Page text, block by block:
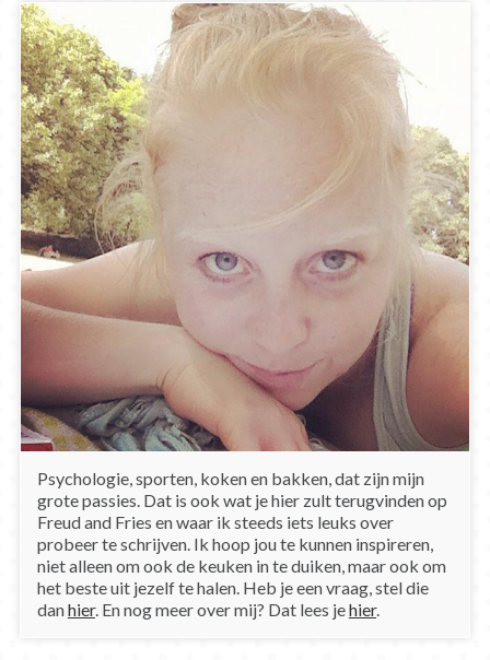
Psychologie, sporten, koken en bakken, dat zijn mijn
grote passies. Dat is ook wat je hier zult terugvinden op
Freud and Fries en waar ik steeds iets leuks over
probeer te schrijven. Ik hoop jou te kunnen inspireren,
niet alleen om ook de keuken in te duiken, maar ook om
het beste uit jezelf te halen. Heb je een vraag, stel die
danhier. En nog meer over mij? Dat lees jehier.